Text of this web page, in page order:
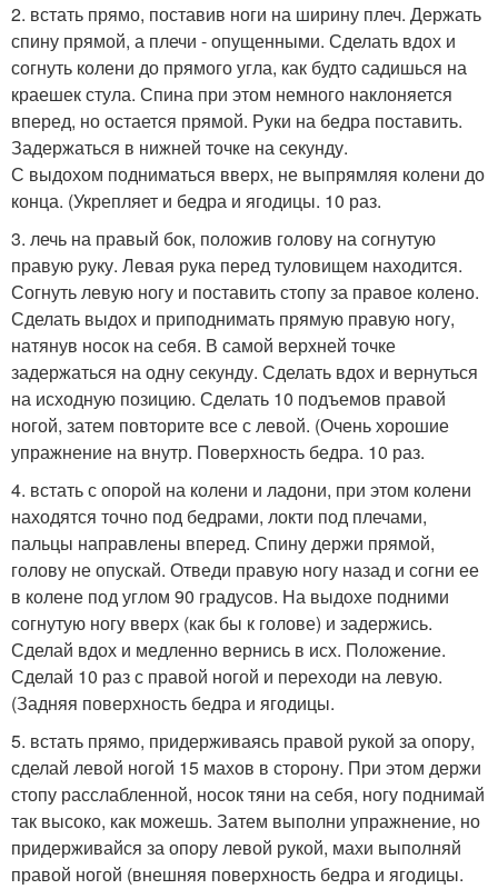
2. встать прямо, поставив ноги на ширину плеч. Держать
спину прямой, а плечи - опущенными. Сделать вдох и
согнуть колени до прямого угла, как будто садишься на
краешек стула. Спина при этом немного наклоняется
вперед, но остается прямой. Руки на бедра поставить.
Задержаться в нижней точке на секунду.
С выдохом подниматься вверх, не выпрямляя колени до
конца. (Укрепляет и бедра и ягодицы. 10 раз.
3. лечь на правый бок, положив голову на согнутую
правую руку. Левая рука перед туловищем находится.
Согнуть левую ногу и поставить стопу за правое колено.
Сделать выдох и приподнимать прямую правую ногу,
натянув носок на себя. В самой верхней точке
задержаться на одну секунду. Сделать вдох и вернуться
на исходную позицию. Сделать 10 подъемов правой
ногой, затем повторите все с левой. (Очень хорошие
упражнение на внутр. Поверхность бедра. 10 раз.
4. встать с опорой на колени и ладони, при этом колени
находятся точно под бедрами, локти под плечами,
пальцы направлены вперед. Спину держи прямой,
голову не опускай. Отведи правую ногу назад и согни ее
в колене под углом 90 градусов. На выдохе подними
согнутую ногу вверх (как бы к голове) и задержись.
Сделай вдох и медленно вернись в исх. Положение.
Сделай 10 раз с правой ногой и переходи на левую.
(Задняя поверхность бедра и ягодицы.
5. встать прямо, придерживаясь правой рукой за опору,
сделай левой ногой 15 махов в сторону. При этом держи
стопу расслабленной, носок тяни на себя, ногу поднимай
так высоко, как можешь. Затем выполни упражнение, но
придерживайся за опору левой рукой, махи выполняй
правой ногой (внешняя поверхность бедра и ягодицы.